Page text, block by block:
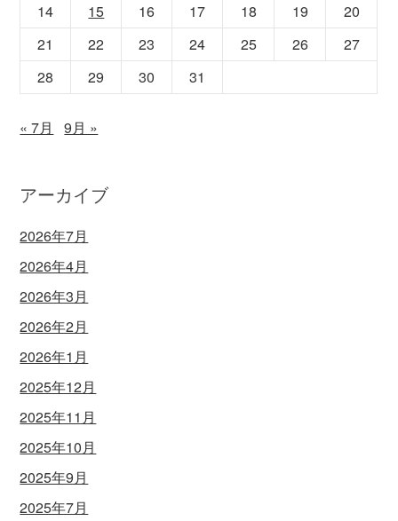
14
15 16 17 18 19
20
21
22 23 24 25 26
27
28
29 30 31
« 7月 9月 »
アーカイブ
2026年7月
2026年4月
2026年3月
2026年2月
2026年1月
2025年12月
2025年11月
2025年10月
2025年9月
2025年7月